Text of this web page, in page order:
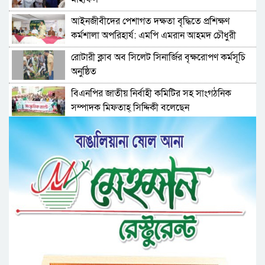
‎আইনজীবীদের পেশাগত দক্ষতা বৃদ্ধিতে প্রশিক্ষণ
কর্মশালা অপরিহার্য: এমপি এমরান আহমদ চৌধুরী
রোটারী ক্লাব অব সিলেট সিনার্জির বৃক্ষরোপণ কর্মসূচি
অনুষ্ঠিত
বিএনপির জাতীয় নির্বাহী কমিটির সহ সাংগঠনিক
সম্পাদক মিফতাহ্ সিদ্দিকী বলেছেন
সিলেট জেলা জামায়াতে ইসলামীর এ্যাসিস্ট্যান্ট
সেক্রেটারী অধ্যক্ষ নজরুল ইসলাম বলেছেন
সিলেটে গ্যাস সংকট নিয়ে যা বলল জালালাবাদ
প্রতিষ্ঠার এক বছর: গবেষণা, অর্জন ও অঙ্গীকারে নতুন
দিগন্তে মেট্রোপলিটন ইউনিভার্সিটি রিসার্চ সোসাইটি
জেলা পরিষদের প্রশাসক আবুল কাহের চৌধুরী জুলাই
স্মৃতিস্তম্ভে শ্রদ্ধা নিবেদন